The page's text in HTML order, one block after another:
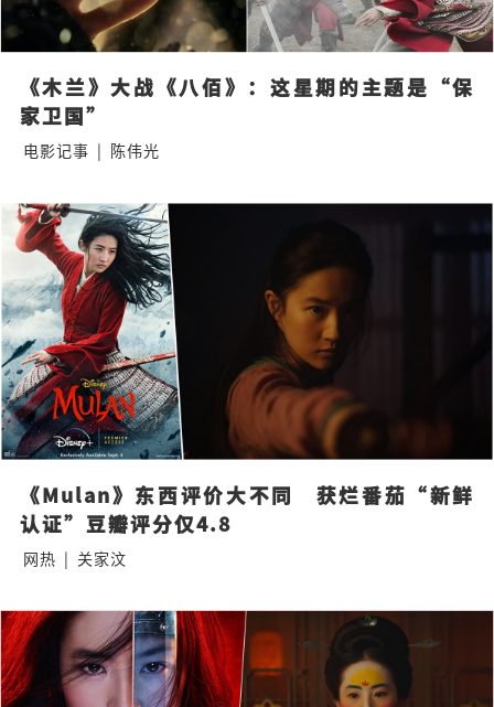
《木兰》大战《八佰》：这星期的主题是“保
家卫国”
电影记事 | 陈伟光
《Mulan》东西评价大不同   获烂番茄“新鲜
认证”豆瓣评分仅4.8
网热 | 关家汶